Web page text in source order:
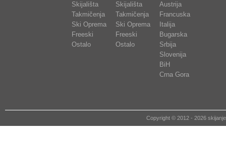
Skijališta
Takmičenja
Ski Oprema
Freeski
Ostalo
Skijališta
Takmičenja
Ski Oprema
Freeski
Ostalo
Austrija
Francuska
Italija
Bugarska
Srbija
Slovenija
BiH
Crna Gora
Copyright © 2012 - 2026